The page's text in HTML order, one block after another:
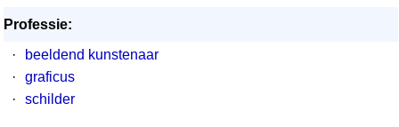
Professie:
·
beeldend kunstenaar
·
graficus
·
schilder